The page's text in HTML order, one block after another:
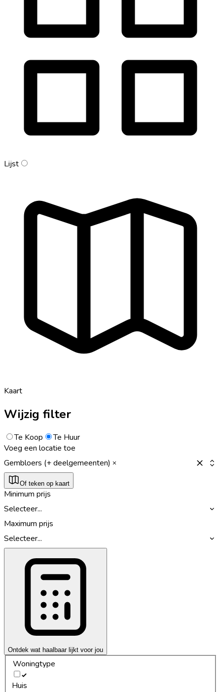
Lijst
Kaart
Wijzig filter
Te Koop
Te Huur
Voeg een locatie toe
Gembloers (+ deelgemeenten)
Of teken op kaart
Minimum prijs
Selecteer...
Maximum prijs
Selecteer...
Ontdek wat haalbaar lijkt voor jou
Woningtype
Huis